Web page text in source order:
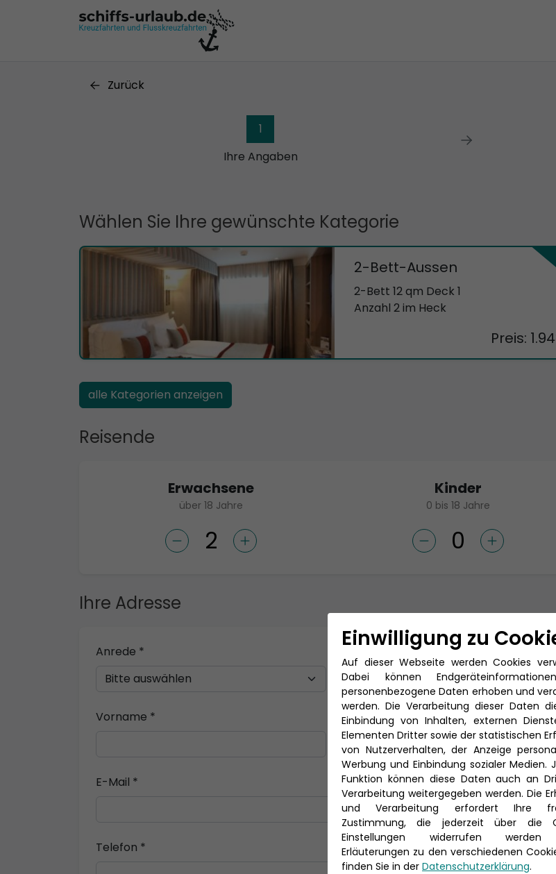
Zurück
1
Ihre Angaben
Wählen Sie Ihre gewünschte Kategorie
2-Bett-Aussen
2-Bett 12 qm Deck 1
Anzahl 2 im Heck
Preis:
alle Kategorien anzeigen
Reisende
Erwachsene
über 18 Jahre
Kinder
0 bis 18 Jahre
Ihre Adresse
Anrede *
Vorname * Nachname *
E-Mail *
Telefon *
Einwilligung zu
Auf dieser Webseite werden Cookies
Dabei können
personenbezogene Daten erhoben und
werden. Die Verarbeitung dieser Daten
Einbindung von Inhalten, externen
Elementen Dritter sowie der statistischen
von Nutzerverhalten, der Anzeige
Werbung und Einbindung sozialer Medien.
Funktion können diese Daten auch an
Verarbeitung weitergegeben werden. Die
und Verarbeitung erfordert Ihre
Zustimmung, die jederzeit über die
Einstellungen widerrufen werden
Erläuterungen zu den verschiedenen
finden Sie in der Datenschutzerklärung.